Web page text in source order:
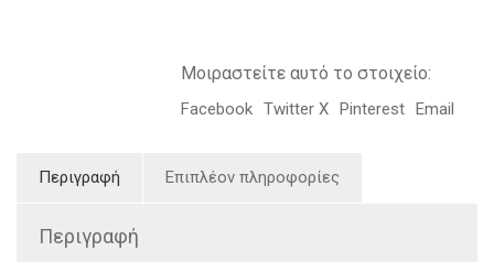
Μοιραστείτε αυτό το στοιχείο:
Facebook Twitter X Pinterest Email
Περιγραφή Επιπλέον πληροφορίες
Περιγραφή